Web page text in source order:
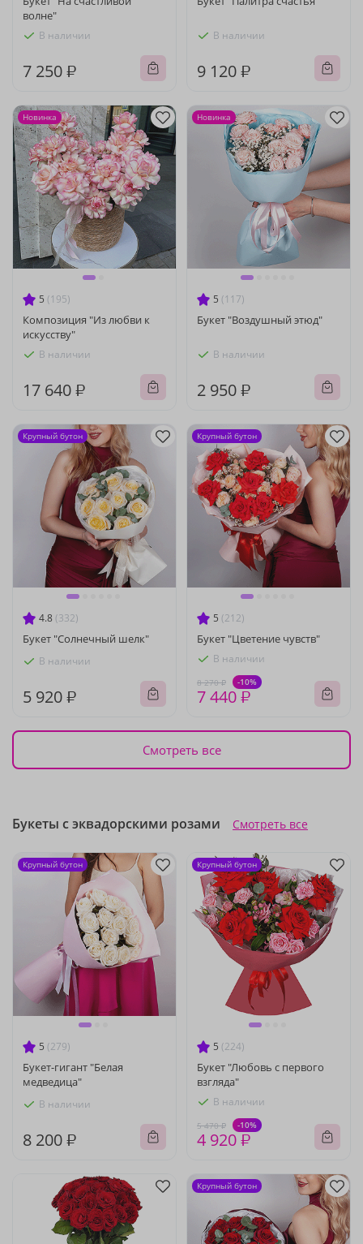
волне"
В наличии
7 250 ₽
В наличии
9 120 ₽
5 (195)
Композиция "Из любви к
искусству"
В наличии
17 640 ₽
Новинка
5 (117)
Букет "Воздушный этюд"
В наличии
2 950 ₽
Новинка
4.8 (332)
Букет "Солнечный шелк"
В наличии
5 920 ₽
Крупный бутон
5 (212)
Букет "Цветение чувств"
В наличии
8 270 ₽ -10%
7 440 ₽
Крупный бутон
Смотреть все
Букеты с эквадорскими розами Смотреть все
5 (279)
Букет-гигант "Белая
медведица"
В наличии
8 200 ₽
Крупный бутон
5 (224)
Букет "Любовь с первого
взгляда"
В наличии
5 470 ₽ -10%
4 920 ₽
Крупный бутон
Крупный бутон